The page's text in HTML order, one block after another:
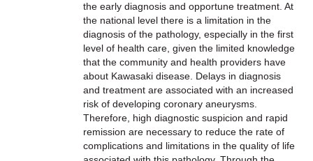
the early diagnosis and opportune treatment. At
the national level there is a limitation in the
diagnosis of the pathology, especially in the first
level of health care, given the limited knowledge
that the community and health providers have
about Kawasaki disease. Delays in diagnosis
and treatment are associated with an increased
risk of developing coronary aneurysms.
Therefore, high diagnostic suspicion and rapid
remission are necessary to reduce the rate of
complications and limitations in the quality of life